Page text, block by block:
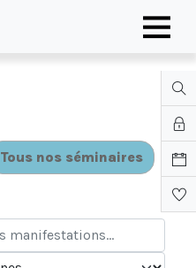
Tous nos séminaires